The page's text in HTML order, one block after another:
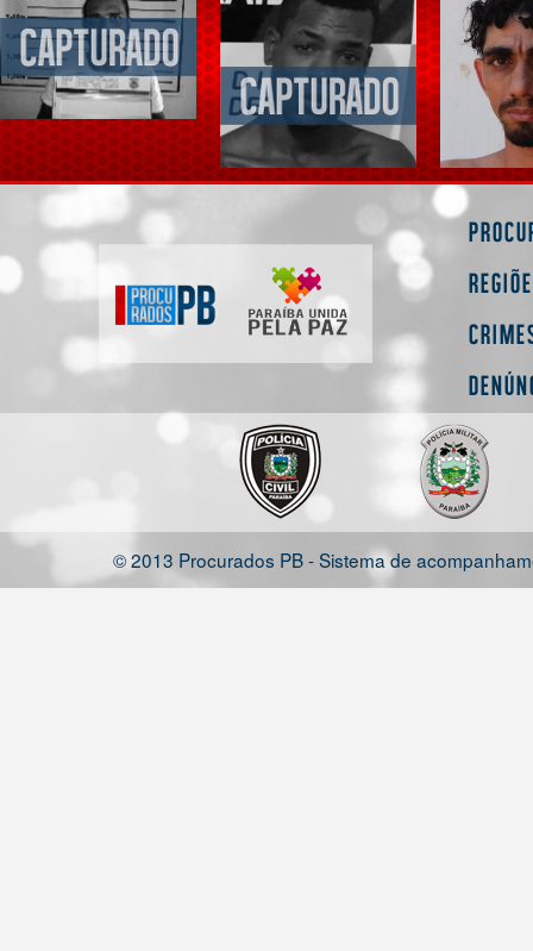
© 2013 Procurados PB - Sistema de